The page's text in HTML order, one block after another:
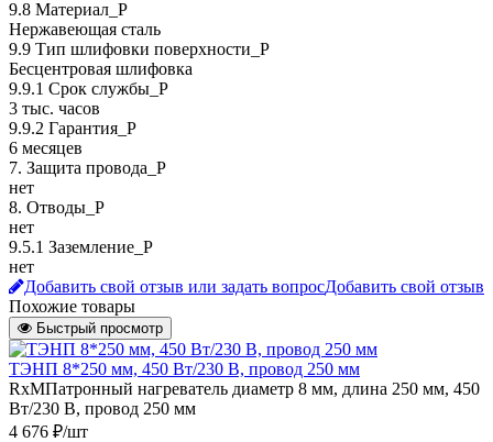
9.8 Материал_Р
Нержавеющая сталь
9.9 Тип шлифовки поверхности_Р
Бесцентровая шлифовка
9.9.1 Срок службы_Р
3 тыс. часов
9.9.2 Гарантия_Р
6 месяцев
7. Защита провода_P
нет
8. Отводы_P
нет
9.5.1 Заземление_P
нет
Добавить свой отзыв или задать вопросДобавить свой отзыв
Похожие товары
Быстрый просмотр
ТЭНП 8*250 мм, 450 Вт/230 В, провод 250 мм
RxMПатронный нагреватель диаметр 8 мм, длина 250 мм, 450
Вт/230 В, провод 250 мм
4 676 ₽/шт